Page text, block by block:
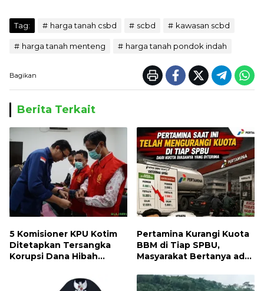
Tag: harga tanah csbd scbd kawasan scbd
harga tanah menteng harga tanah pondok indah
Bagikan
Berita Terkait
5 Komisioner KPU Kotim
Ditetapkan Tersangka
Korupsi Dana Hibah
ditaksir 10 Milyard
Pertamina Kurangi Kuota
BBM di Tiap SPBU,
Masyarakat Bertanya ada